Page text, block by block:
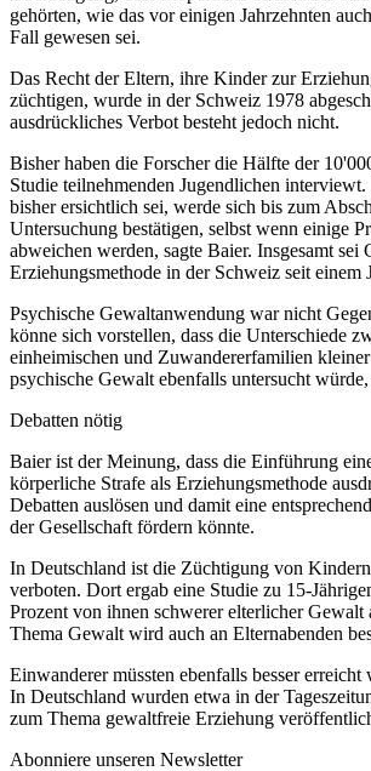
gehörten, wie das vor einigen Jahrzehnten
Fall gewesen sei.
Das Recht der Eltern, ihre Kinder zur
züchtigen, wurde in der Schweiz 1978
ausdrückliches Verbot besteht jedoch nicht.
Bisher haben die Forscher die Hälfte der
Studie teilnehmenden Jugendlichen
bisher ersichtlich sei, werde sich bis zum
Untersuchung bestätigen, selbst wenn einige
abweichen werden, sagte Baier. Insgesamt sei
Erziehungsmethode in der Schweiz seit einem
Psychische Gewaltanwendung war nicht
könne sich vorstellen, dass die Unterschiede
einheimischen und Zuwandererfamilien
psychische Gewalt ebenfalls untersucht würde,
Debatten nötig
Baier ist der Meinung, dass die Einführung
körperliche Strafe als Erziehungsmethode
Debatten auslösen und damit eine
der Gesellschaft fördern könnte.
In Deutschland ist die Züchtigung von
verboten. Dort ergab eine Studie zu 15-
Prozent von ihnen schwerer elterlicher Gewalt
Thema Gewalt wird auch an Elternabenden
Einwanderer müssten ebenfalls besser erreicht
In Deutschland wurden etwa in der
zum Thema gewaltfreie Erziehung
Abonniere unseren Newsletter